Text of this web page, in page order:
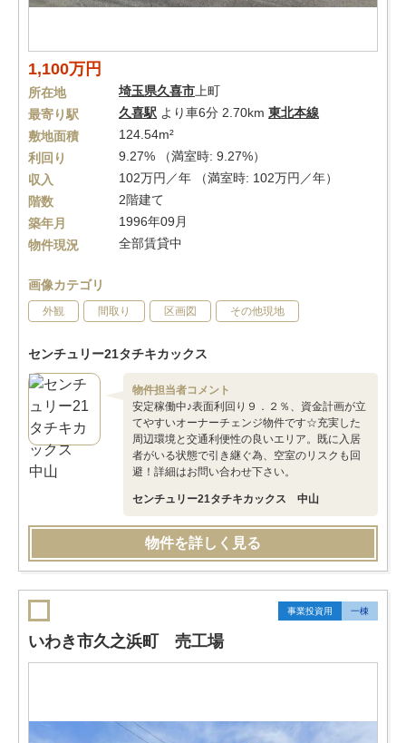
1,100万円
所在地 埼玉県久喜市 上町
最寄り駅
久喜駅 より車6分 2.70km 東北本線
敷地面積
124.54m²
利回り
9.27% （満室時: 9.27%）
収入
102万円／年 （満室時: 102万円／年）
階数
2階建て
築年月
1996年09月
物件現況
全部賃貸中
画像カテゴリ
外観 間取り 区画図 その他現地
センチュリー21タチキカックス
物件担当者コメント
安定稼働中♪表面利回り９．２％、資金計画が立
てやすいオーナーチェンジ物件です☆充実した
周辺環境と交通利便性の良いエリア。既に入居
者がいる状態で引き継ぐ為、空室のリスクも回
避！詳細はお問い合わせ下さい。
センチュリー21タチキカックス 中山
物件を詳しく見る
事業投資用 一棟
いわき市久之浜町 売工場